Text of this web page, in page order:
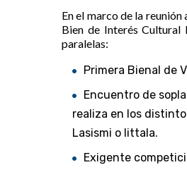
En el marco de la
Bien de Interés Cultural
paralelas:
Primera Bienal de
Encuentro de
realiza en los
Lasismi o Iittala.
Exigente